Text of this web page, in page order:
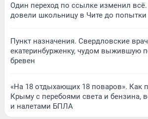
Один переход по ссылке изменил
довели школьницу в Чите до попытки
Пункт назначения. Свердловские
екатеринбурженку, чудом выжившую
бревен
«На 18 отдыхающих 18 поваров». Как
Крыму с перебоями света и бензина,
и налетами БПЛА